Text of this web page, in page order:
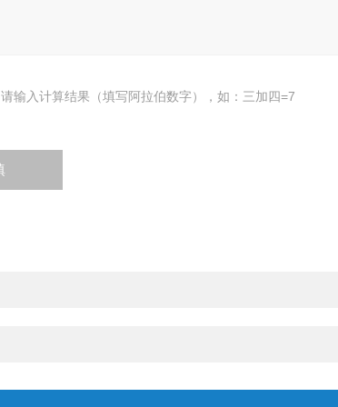
请输入计算结果（填写阿拉伯数字），如：三加四=7